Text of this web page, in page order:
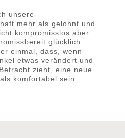
unsere
mehr als gelohnt und
kompromisslos aber
glücklich.
einmal, dass, wenn
etwas verändert und
zieht, eine neue
komfortabel sein